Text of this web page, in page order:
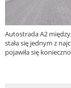
Autostrada A2
stała się jednym z
pojawiła się